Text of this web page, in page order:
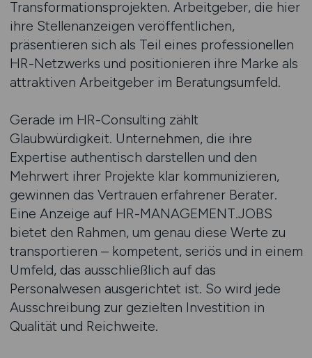
Transformationsprojekten. Arbeitgeber, die hier
ihre Stellenanzeigen veröffentlichen,
präsentieren sich als Teil eines professionellen
HR-Netzwerks und positionieren ihre Marke als
attraktiven Arbeitgeber im Beratungsumfeld.
Gerade im HR-Consulting zählt
Glaubwürdigkeit. Unternehmen, die ihre
Expertise authentisch darstellen und den
Mehrwert ihrer Projekte klar kommunizieren,
gewinnen das Vertrauen erfahrener Berater.
Eine Anzeige auf HR-MANAGEMENT.JOBS
bietet den Rahmen, um genau diese Werte zu
transportieren – kompetent, seriös und in einem
Umfeld, das ausschließlich auf das
Personalwesen ausgerichtet ist. So wird jede
Ausschreibung zur gezielten Investition in
Qualität und Reichweite.